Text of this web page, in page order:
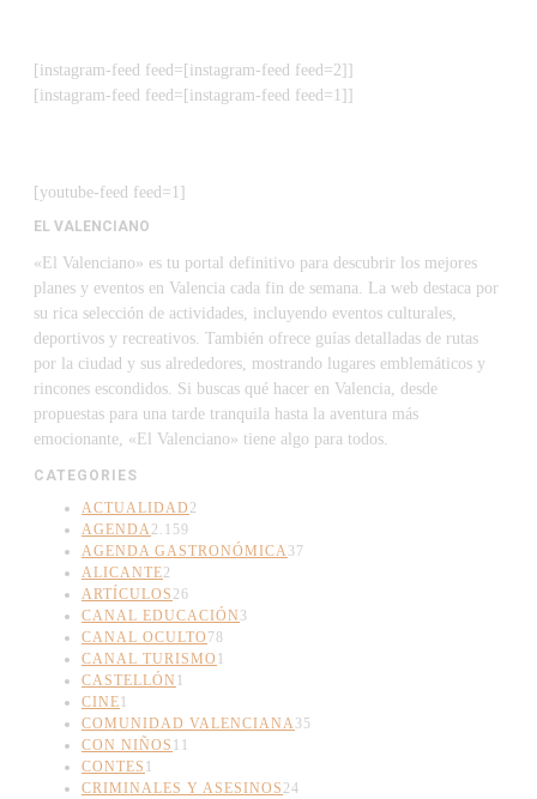
[instagram-feed feed=[instagram-feed feed=2]]
[instagram-feed feed=[instagram-feed feed=1]]
[youtube-feed feed=1]
EL VALENCIANO
«El Valenciano» es tu portal definitivo para descubrir los mejores
planes y eventos en Valencia cada fin de semana. La web destaca por
su rica selección de actividades, incluyendo eventos culturales,
deportivos y recreativos. También ofrece guías detalladas de rutas
por la ciudad y sus alrededores, mostrando lugares emblemáticos y
rincones escondidos. Si buscas qué hacer en Valencia, desde
propuestas para una tarde tranquila hasta la aventura más
emocionante, «El Valenciano» tiene algo para todos.
CATEGORIES
ACTUALIDAD 2
AGENDA2.159
AGENDA GASTRONÓMICA37
ALICANTE2
ARTÍCULOS 26
CANAL EDUCACIÓN 3
CANAL OCULTO 78
CANAL TURISMO 1
CASTELLÓN 1
CINE1
COMUNIDAD VALENCIANA35
CON NIÑOS 11
CONTES 1
CRIMINALES Y ASESINOS 24